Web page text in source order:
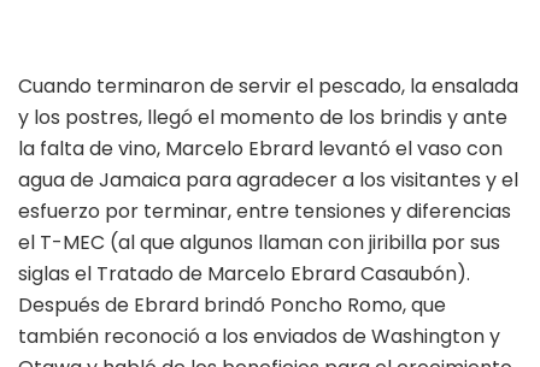
Cuando terminaron de servir el pescado, la ensalada
y los postres, llegó el momento de los brindis y ante
la falta de vino, Marcelo Ebrard levantó el vaso con
agua de Jamaica para agradecer a los visitantes y el
esfuerzo por terminar, entre tensiones y diferencias
el T-MEC (al que algunos llaman con jiribilla por sus
siglas el Tratado de Marcelo Ebrard Casaubón).
Después de Ebrard brindó Poncho Romo, que
también reconoció a los enviados de Washington y